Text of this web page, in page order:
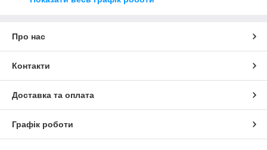
Про нас
Контакти
Доставка та оплата
Графік роботи